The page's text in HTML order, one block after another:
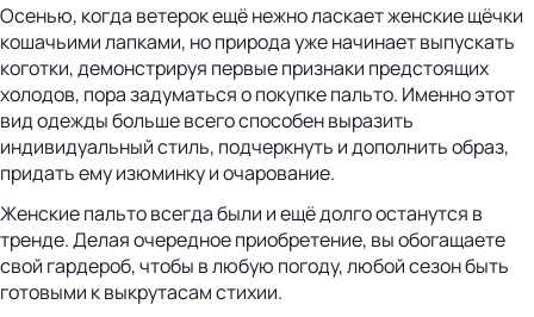
Осенью, когда ветерок ещё нежно ласкает женские щёчки
кошачьими лапками, но природа уже начинает выпускать
коготки, демонстрируя первые признаки предстоящих
холодов, пора задуматься о покупке пальто. Именно этот
вид одежды больше всего способен выразить
индивидуальный стиль, подчеркнуть и дополнить образ,
придать ему изюминку и очарование.
Женские пальто всегда были и ещё долго останутся в
тренде. Делая очередное приобретение, вы обогащаете
свой гардероб, чтобы в любую погоду, любой сезон быть
готовыми к выкрутасам стихии.